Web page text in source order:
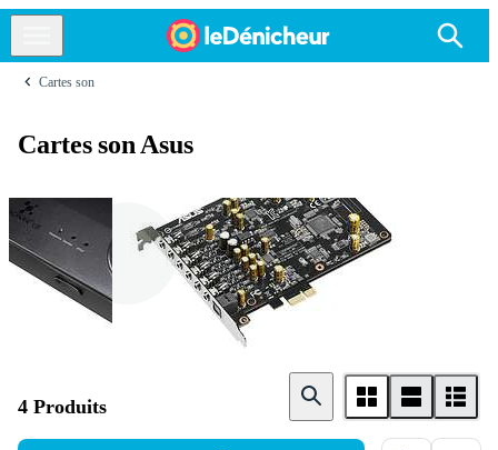
Cartes son
Cartes son Asus
Externe Interne
4 Produits